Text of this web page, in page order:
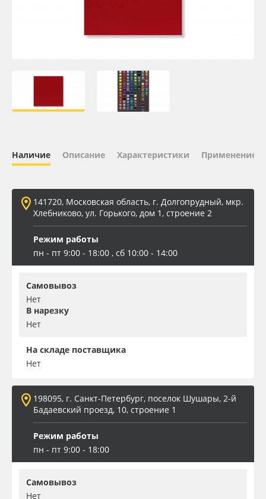
Плёнка монтажная Oratape
ПЭТ листовой
Баннер
Заготовки для сувениров
Наличие Описание Характеристики Применение
141720, Московская область, г. Долгопрудный, мкр.
Хлебниково, ул. Горького, дом 1, строение 2
Режим работы
пн - пт 9:00 - 18:00 , сб 10:00 - 14:00
Самовывоз
Нет
В нарезку
Нет
На складе поставщика
Нет
198095, г. Санкт-Петербург, поселок Шушары, 2-й
Бадаевский проезд, 10, строение 1
Режим работы
пн - пт 9:00 - 18:00
Самовывоз
Нет